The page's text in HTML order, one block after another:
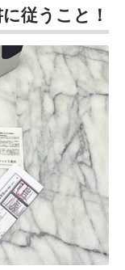
従うこと！